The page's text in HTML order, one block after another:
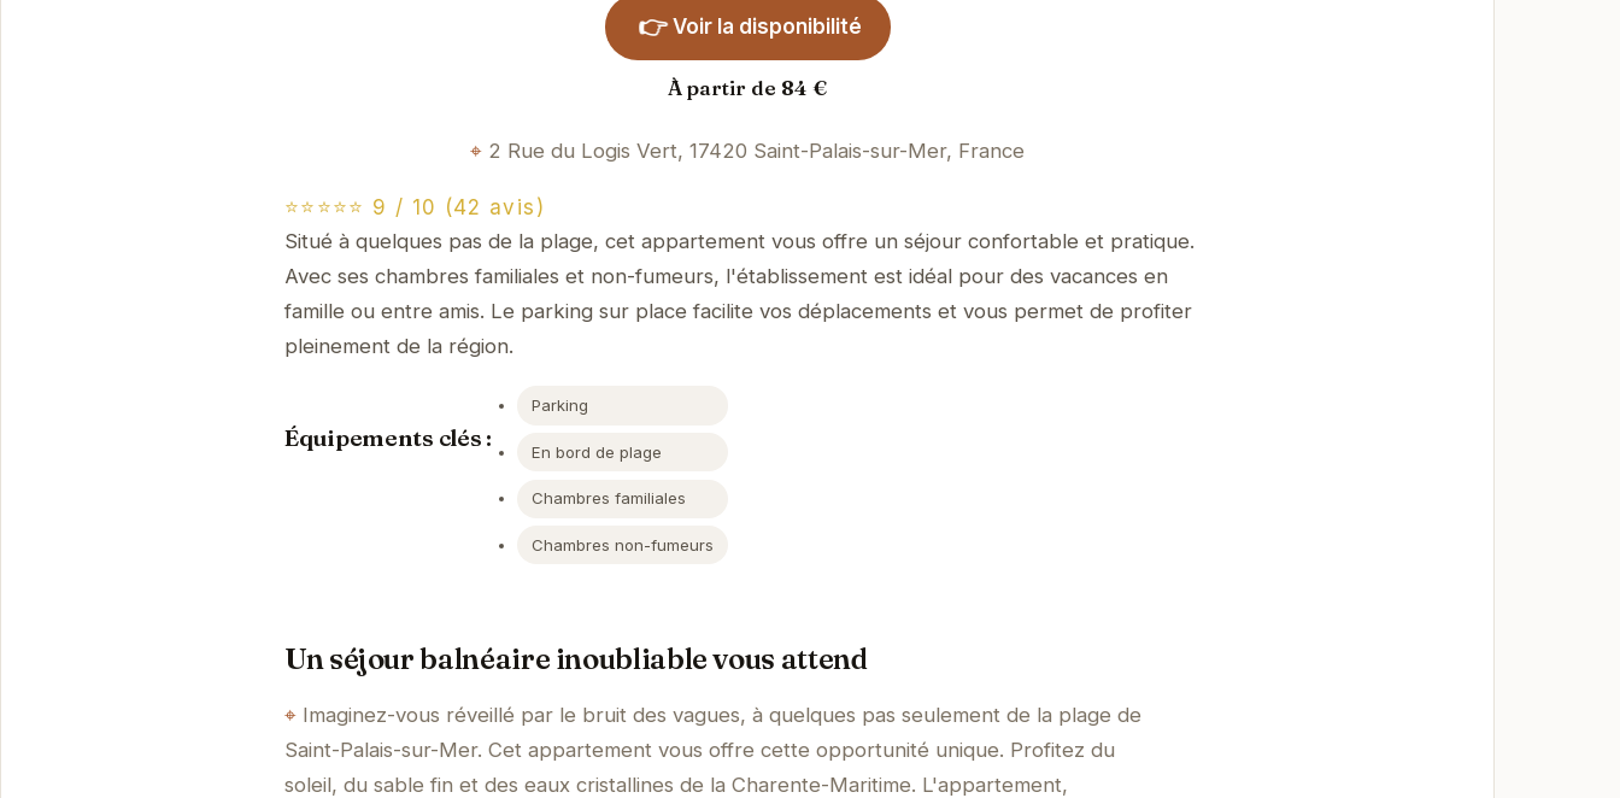
👉 Voir la disponibilité
À partir de 84 €
2 Rue du Logis Vert, 17420 Saint-Palais-sur-Mer, France
⭐⭐⭐⭐⭐ 9 / 10 (42 avis)
Situé à quelques pas de la plage, cet appartement vous offre un séjour confortable et pratique.
Avec ses chambres familiales et non-fumeurs, l'établissement est idéal pour des vacances en
famille ou entre amis. Le parking sur place facilite vos déplacements et vous permet de profiter
pleinement de la région.
Équipements clés :
Parking
En bord de plage
Chambres familiales
Chambres non-fumeurs
Un séjour balnéaire inoubliable vous attend
Imaginez-vous réveillé par le bruit des vagues, à quelques pas seulement de la plage de
Saint-Palais-sur-Mer. Cet appartement vous offre cette opportunité unique. Profitez du
soleil, du sable fin et des eaux cristallines de la Charente-Maritime. L'appartement,